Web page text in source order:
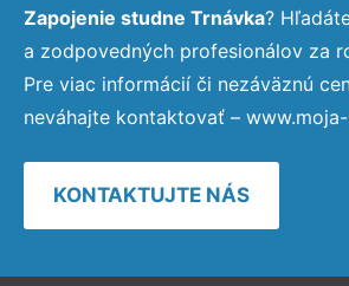
Zapojenie studne Trnávka?
a zodpovedných profesionálov za
Pre viac informácií či nezáväznú
neváhajte kontaktovať –
KONTAKTUJTE NÁS